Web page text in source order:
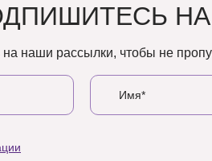
наши рассылки, чтобы не